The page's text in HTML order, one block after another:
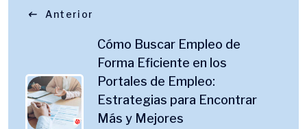
Anterior
Cómo Buscar Empleo de
Forma Eficiente en los
Portales de Empleo:
Estrategias para Encontrar
Más y Mejores